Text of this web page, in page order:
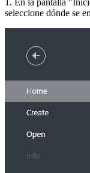
seleccione dónde se